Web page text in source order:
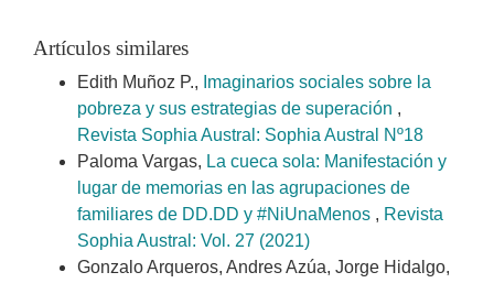
Artículos similares
Edith Muñoz P., Imaginarios sociales sobre la
pobreza y sus estrategias de superación ,
Revista Sophia Austral: Sophia Austral Nº18
Paloma Vargas, La cueca sola: Manifestación y
lugar de memorias en las agrupaciones de
familiares de DD.DD y #NiUnaMenos , Revista
Sophia Austral: Vol. 27 (2021)
Gonzalo Arqueros, Andres Azúa, Jorge Hidalgo,